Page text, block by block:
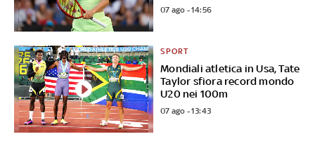
07 ago - 14:56
Mondiali atletica in Usa, Tate
Taylor sfiora record mondo
U20 nei 100m
SPORT
07 ago - 13:43